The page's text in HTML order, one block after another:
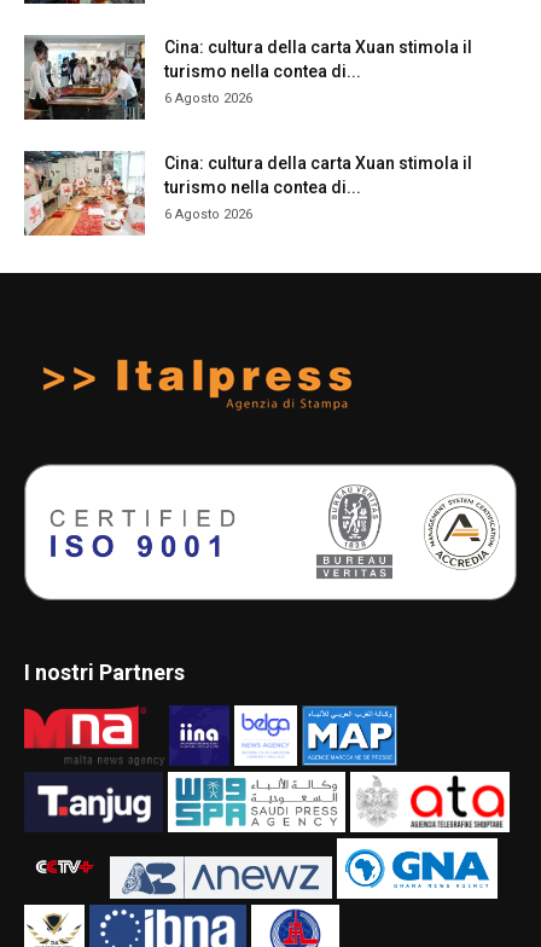
Cina: cultura della carta Xuan stimola il
turismo nella contea di...
6 Agosto 2026
Cina: cultura della carta Xuan stimola il
turismo nella contea di...
6 Agosto 2026
I nostri Partners